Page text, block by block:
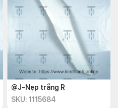
@J-Nẹp trắng R
SKU: 1115684